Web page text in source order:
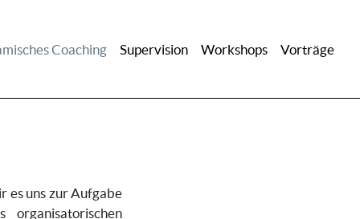
Coaching Supervision Workshops Vorträge
es uns zur Aufgabe